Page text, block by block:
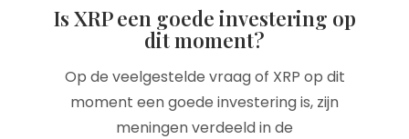
Is XRP een goede investering op
dit moment?
Op de veelgestelde vraag of XRP op dit
moment een goede investering is, zijn
meningen verdeeld in de